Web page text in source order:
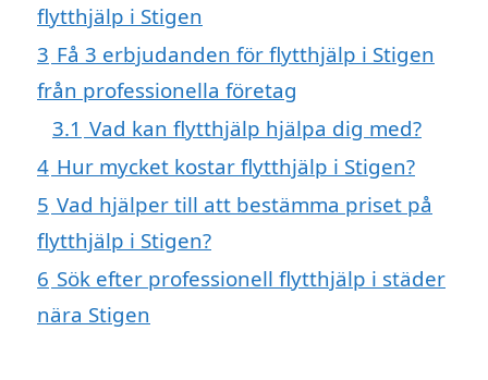
flytthjälp i Stigen
3 Få 3 erbjudanden för flytthjälp i Stigen
från professionella företag
3.1 Vad kan flytthjälp hjälpa dig med?
4 Hur mycket kostar flytthjälp i Stigen?
5 Vad hjälper till att bestämma priset på
flytthjälp i Stigen?
6 Sök efter professionell flytthjälp i städer
nära Stigen